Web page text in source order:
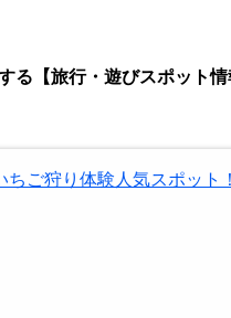
る【旅行・遊びスポット
ご狩り体験人気スポット！